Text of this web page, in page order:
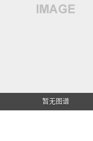
暂无图谱